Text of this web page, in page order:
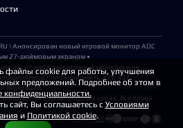
| Анонсирован новый игровой монитор AOC
27-дюймовым экраном •
носит информационный характер и не
положениями ч. 2 ст. 437
Федерации.
в коммерческих целях. Все права
файлы cookie для работы, улучшения
предложений. Подробнее об этом в
конфиденциальности.
сайт, Вы соглашаетесь с Условиями
и Политикой cookie.